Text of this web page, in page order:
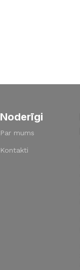
Noderīgi
Par mums
Kontakti